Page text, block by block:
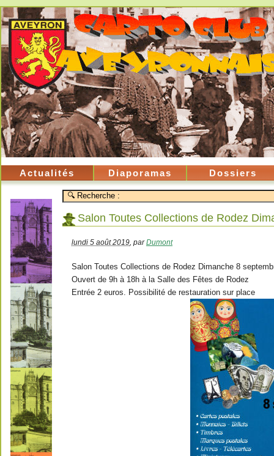
Actualités Diaporamas Dossiers
Salon Toutes Collections de Rodez
lundi 5 août 2019 parDumont
Salon Toutes Collections de Rodez Dimanche 8
Ouvert de 9h à 18h à la Salle des Fêtes de Rodez
Entrée 2 euros. Possibilité de restauration sur place